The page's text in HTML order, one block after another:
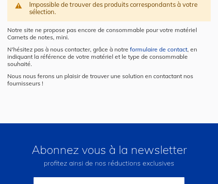
Impossible de trouver des produits correspondants à votre
sélection.
Notre site ne propose pas encore de consommable pour votre matériel
Carnets de notes, mini.
N'hésitez pas à nous contacter, grâce à notre formulaire de contact, en
indiquant la référence de votre matériel et le type de consommable
souhaité.
Nous nous ferons un plaisir de trouver une solution en contactant nos
fournisseurs !
Abonnez vous à la newsletter
profitez ainsi de nos réductions exclusives